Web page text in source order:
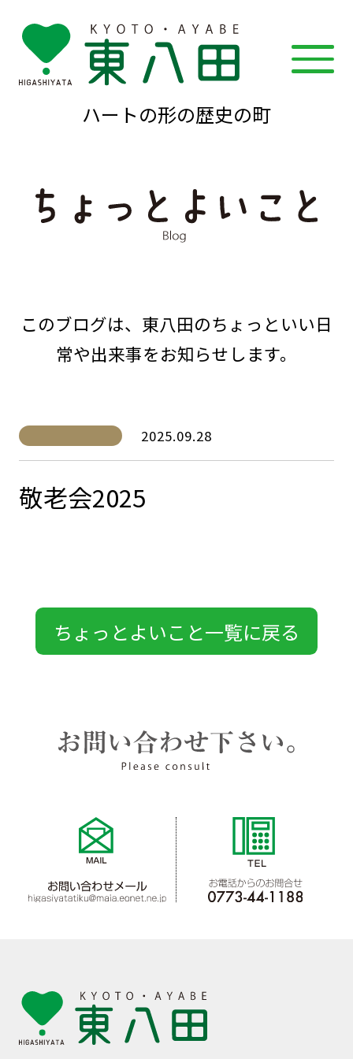
ハートの形の歴史の町
このブログは、東八田のちょっといい日
常や出来事をお知らせします。
2025.09.28
敬老会2025
ちょっとよいこと一覧に戻る